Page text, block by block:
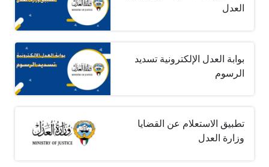
العدل
بوابة العدل الإلكترونية تسديد
الرسوم
تطبيق الاستعلام عن القضايا
وزارة العدل